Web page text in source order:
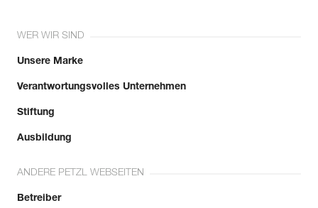
WER WIR SIND
Unsere Marke
Verantwortungsvolles Unternehmen
Stiftung
Ausbildung
ANDERE PETZL WEBSEITEN
Betreiber